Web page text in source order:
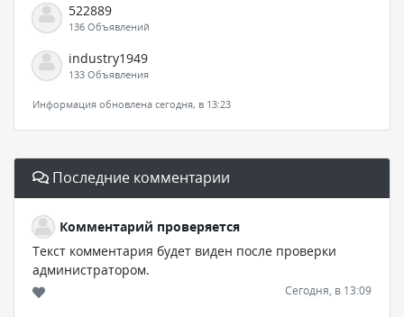
522889
136 Объявлений
industry1949
133 Объявления
Информация обновлена сегодня, в 13:23
Последние комментарии
Комментарий проверяется
Текст комментария будет виден после проверки
администратором.
Сегодня, в 13:09